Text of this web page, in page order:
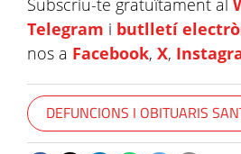
Subscriu-te gratuïtament al
Telegram i butlletí
nos a Facebook, X,
DEFUNCIONS I OBITUARIS